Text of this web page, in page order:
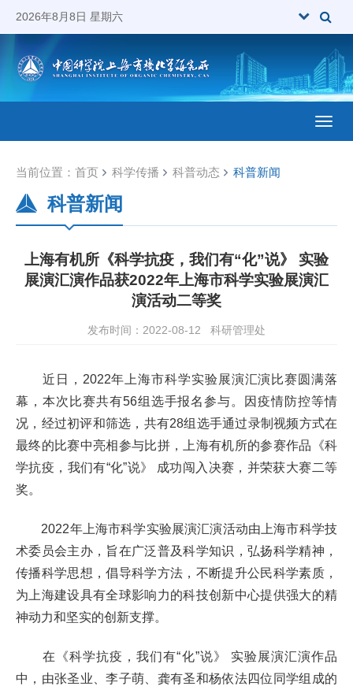
2026年8月8日 星期六
当前位置： 首页 科学传播 科普动态 科普新闻
科普新闻
上海有机所《科学抗疫，我们有“化”说》 实验
展演汇演作品获2022年上海市科学实验展演汇
演活动二等奖
发布时间：2022-08-12 科研管理处
近日，2022年上海市科学实验展演汇演比赛圆满落
幕，本次比赛共有56组选手报名参与。因疫情防控等情
况，经过初评和筛选，共有28组选手通过录制视频方式在
最终的比赛中亮相参与比拼，上海有机所的参赛作品《科
学抗疫，我们有“化”说》 成功闯入决赛，并荣获大赛二等
奖。
2022年上海市科学实验展演汇演活动由上海市科学技
术委员会主办，旨在广泛普及科学知识，弘扬科学精神，
传播科学思想，倡导科学方法，不断提升公民科学素质，
为上海建设具有全球影响力的科技创新中心提供强大的精
神动力和坚实的创新支撑。
在《科学抗疫，我们有“化”说》 实验展演汇演作品
中，由张圣业、李子萌、龚有圣和杨依法四位同学组成的